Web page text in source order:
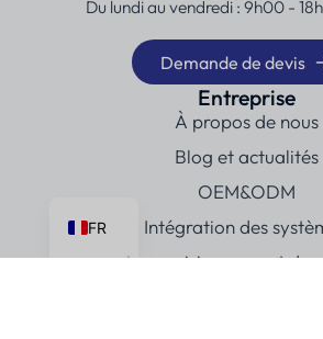
Du lundi au vendredi : 9h00 -
Demande de devis
Entreprise
À propos de nous
Blog et actualités
OEM&ODM
Intégration des
Approvisionnement de
FR